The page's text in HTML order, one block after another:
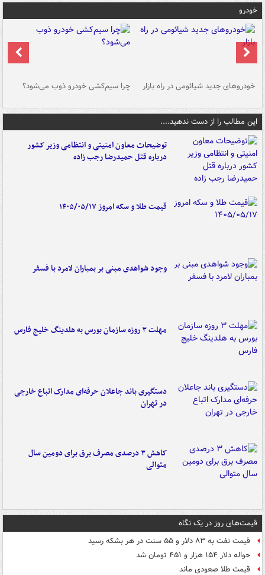
خودرو
خودروهای جدید شیائومی در راه بازار چرا سیم‌کشی خودرو ذوب می‌شود؟
این مطالب را از دست ندهید....
توضیحات معاون امنیتی و انتظامی وزیر کشور
درباره قتل حمیدرضا رجب زاده
قیمت طلا و سکه امروز ۱۴۰۵/۰۵/۱۷
وجود شواهدی مبنی بر بمباران لامرد با فسفر
مهلت ۳ روزه سازمان بورس به هلدینگ خلیج فارس
دستگیری باند جاعلان حرفه‌ای مدارک اتباع خارجی
در تهران
کاهش ۳ درصدی مصرف برق برای دومین سال
متوالی
قیمت‌های روز در یک نگاه
قیمت نفت به ۸۳ دلار و ۵۵ سنت در هر بشکه رسید
حواله دلار ۱۵۴ هزار و ۴۵۱ تومان شد
قیمت طلا صعودی ماند